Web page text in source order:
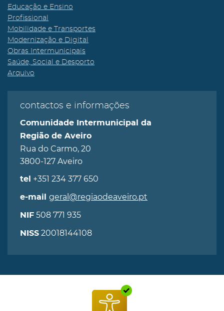
Educação e Ensino
Profissional
Mobilidade e Transportes
Modernização e Digital
Obras Intermunicipais
Saúde, Social e Desporto
Arquivo
contactos e informações
Comunidade Intermunicipal da
Região de Aveiro
Rua do Carmo, 20
3800-127 Aveiro
tel +351 234 377 650
e-mail geral@regiaodeaveiro.pt
NIF 508 771 935
NISS 20018144108